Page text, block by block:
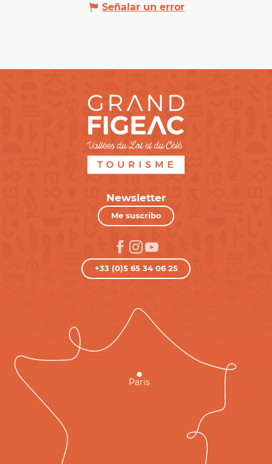
Señalar un error
Newsletter
Me suscribo
+33 (0)5 65 34 06 25
Paris